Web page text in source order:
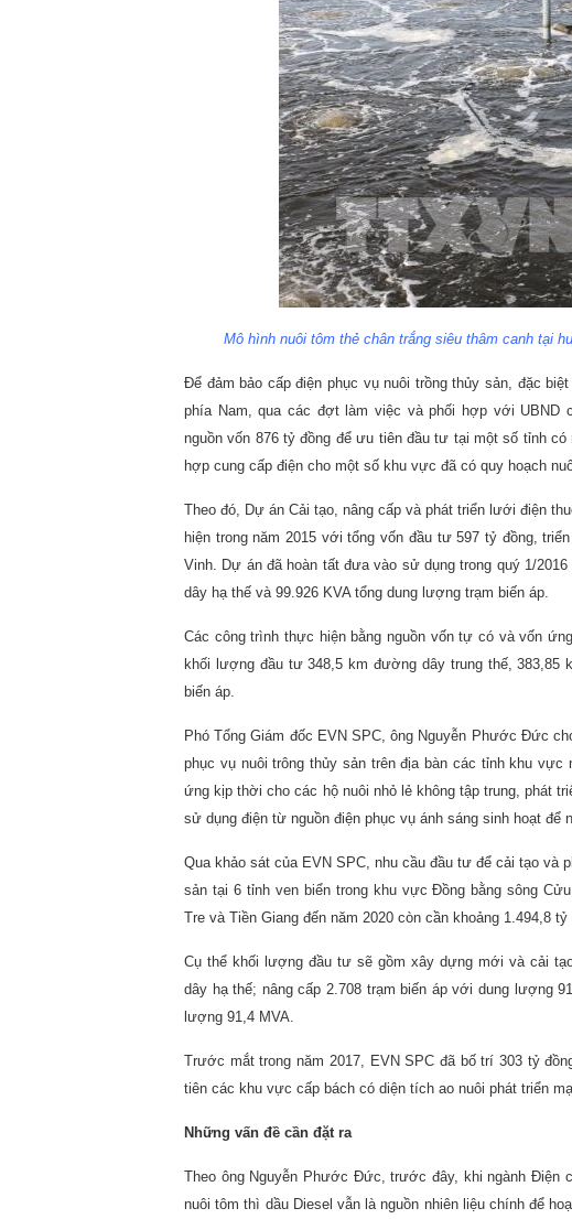
Mô hình nuôi tôm thẻ chân trắng siêu thâm canh tại
Để đảm bảo cấp điện phục vụ nuôi trồng thủy sản, đặc
phía Nam, qua các đợt làm việc và phối hợp với UBND
nguồn vốn 876 tỷ đồng để ưu tiên đầu tư tại một số tỉnh
hợp cung cấp điện cho một số khu vực đã có quy hoạch
Theo đó, Dự án Cải tạo, nâng cấp và phát triển lưới điện
hiện trong năm 2015 với tổng vốn đầu tư 597 tỷ đồng,
Vinh. Dự án đã hoàn tất đưa vào sử dụng trong quý 1/
dây hạ thế và 99.926 KVA tổng dung lượng trạm biến áp.
Các công trình thực hiện bằng nguồn vốn tự có và vốn
khối lượng đầu tư 348,5 km đường dây trung thế, 383,85
biến áp.
Phó Tổng Giám đốc EVN SPC, ông Nguyễn Phước Đức
phục vụ nuôi trông thủy sản trên địa bàn các tỉnh khu
ứng kịp thời cho các hộ nuôi nhỏ lẻ không tập trung, phát
sử dụng điện từ nguồn điện phục vụ ánh sáng sinh hoạt để
Qua khảo sát của EVN SPC, nhu cầu đầu tư để cải tạo và
sản tại 6 tỉnh ven biển trong khu vực Đồng bằng sông
Tre và Tiền Giang đến năm 2020 còn cần khoảng 1.494,8 tỷ
Cụ thể khối lượng đầu tư sẽ gồm xây dựng mới và cải
dây hạ thế; nâng cấp 2.708 trạm biến áp với dung lượng
lượng 91,4 MVA.
Trước mắt trong năm 2017, EVN SPC đã bố trí 303 tỷ
tiên các khu vực cấp bách có diện tích ao nuôi phát triển
Những vấn đề cần đặt ra
Theo ông Nguyễn Phước Đức, trước đây, khi ngành
nuôi tôm thì dầu Diesel vẫn là nguồn nhiên liệu chính để